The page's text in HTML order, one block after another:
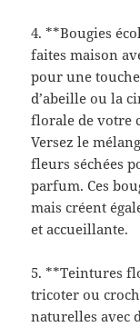
4. **Bougies
faites maison
pour une
d’abeille ou la
florale de votre
Versez le
fleurs séchées
parfum. Ces
mais créent
et accueillante.
5. **Teintures
tricoter ou
naturelles avec